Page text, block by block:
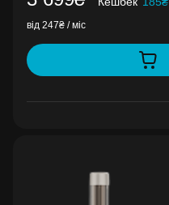
від 247₴ / міс